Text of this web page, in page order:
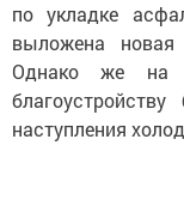
по укладке
выложена
Однако же на
наступления